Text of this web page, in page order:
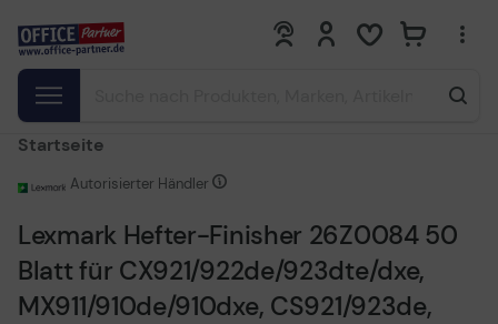
0 0
Startseite
Lexmark Hefter-Finisher 26Z0084 50
Blatt für CX921/922de/923dte/dxe,
MX911/910de/910dxe, CS921/923de,
Autorisierter Händler